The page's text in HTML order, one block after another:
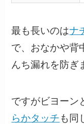
最も長いのはナ
で、おなかや背
んち漏れを防ぎ
ですがビヨーン
らかタッチも同